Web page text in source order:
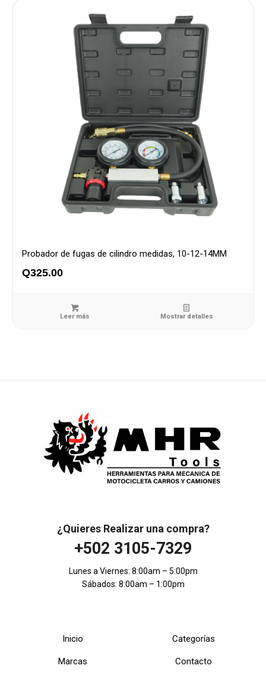
Probador de fugas de cilindro medidas, 10-12-14MM
Q325.00
Leer más Mostrar detalles
¿Quieres Realizar una compra?
+502 3105-7329
Lunes a Viernes: 8:00am – 5:00pm
Sábados: 8:00am – 1:00pm
Inicio Categorías
Marcas Contacto